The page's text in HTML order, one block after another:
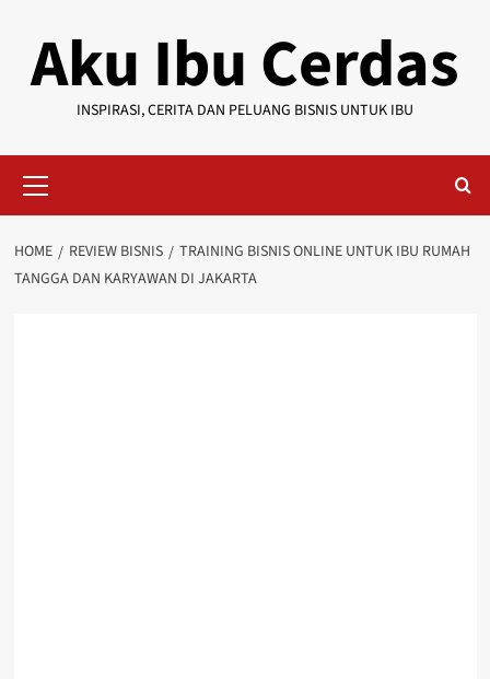
contentAku Ibu Cerdas
INSPIRASI, CERITA DAN PELUANG BISNIS UNTUK IBU
Menu
HOME REVIEW BISNIS
TRAINING BISNIS ONLINE UNTUK IBU RUMAH
TANGGA DAN KARYAWAN DI JAKARTA